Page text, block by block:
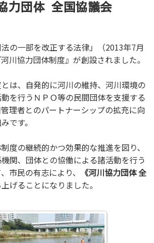
力団体 全国協議会
法の一部を改正する法律」（2013年7月
川協力団体制度』が創設されました。
は、自発的に河川の維持、河川環境の
を行うＮＰＯ等の民間団体を支援する
理者とのパートナーシップの拡充に向
です。
度の継続的かつ効果的な推進を図り、
関、団体との協働による諸活動を行う
市民の有志により、
《河川協力団体 全
げることになりました。